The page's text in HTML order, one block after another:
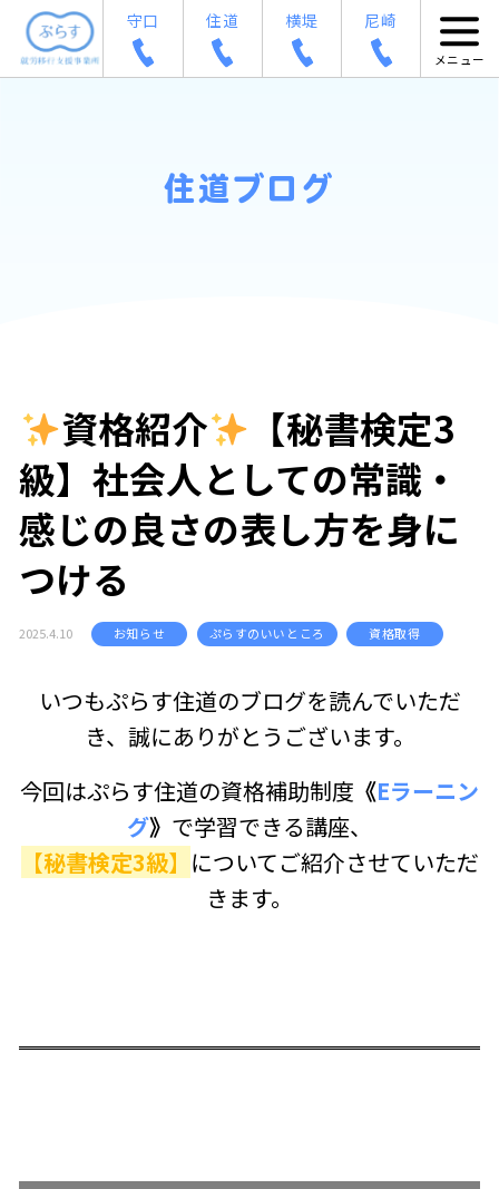
守口 住道 横堤 尼崎
住道ブログ
資格紹介
【秘書検定3
級】社会人としての常識・
感じの良さの表し方を身に
つける
2025.4.10 お知らせ ぷらすのいいところ 資格取得
いつもぷらす住道のブログを読んでいただ
き、誠にありがとうございます。
今回はぷらす住道の資格補助制度 《Eラーニン
グ》 で学習できる講座、
【秘書検定3級】 についてご紹介させていただ
きます。